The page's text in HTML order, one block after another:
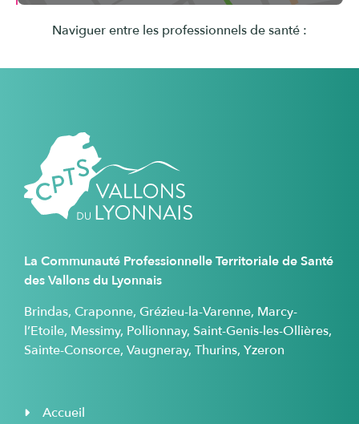
Naviguer entre les professionnels de santé :
La Communauté Professionnelle Territoriale de Santé
des Vallons du Lyonnais
Brindas, Craponne, Grézieu-la-Varenne, Marcy-
l’Etoile, Messimy, Pollionnay, Saint-Genis-les-Ollières,
Sainte-Consorce, Vaugneray, Thurins, Yzeron
Accueil